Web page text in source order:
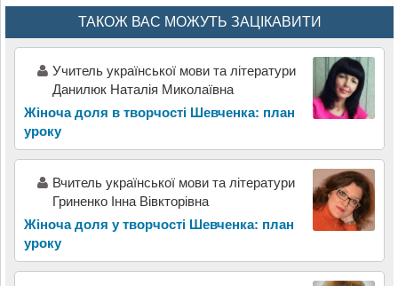
ТАКОЖ ВАС МОЖУТЬ ЗАЦІКАВИТИ
Учитель української мови та літератури
Данилюк Наталія Миколаївна
Жіноча доля в творчості Шевченка: план
уроку
Вчитель української мови та літератури
Гриненко Інна Вівкторівна
Жіноча доля у творчості Шевченка: план
уроку